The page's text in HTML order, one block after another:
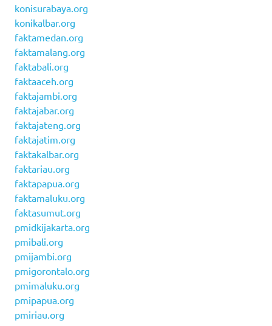
konisurabaya.org
konikalbar.org
faktamedan.org
faktamalang.org
faktabali.org
faktaaceh.org
faktajambi.org
faktajabar.org
faktajateng.org
faktajatim.org
faktakalbar.org
faktariau.org
faktapapua.org
faktamaluku.org
faktasumut.org
pmidkijakarta.org
pmibali.org
pmijambi.org
pmigorontalo.org
pmimaluku.org
pmipapua.org
pmiriau.org